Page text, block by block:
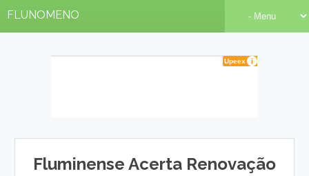
FLUNOMENO
Fluminense Acerta Renovação